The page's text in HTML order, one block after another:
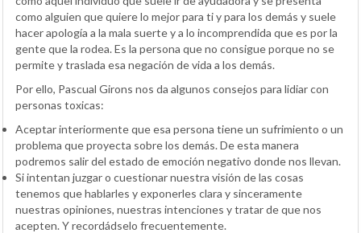
como alguien que quiere lo mejor para ti y para los demás y suele
hacer apología a la mala suerte y a lo incomprendida que es por la
gente que la rodea. Es la persona que no consigue porque no se
permite y traslada esa negación de vida a los demás.
Por ello, Pascual Girons nos da algunos consejos para lidiar con
personas toxicas:
Aceptar interiormente que esa persona tiene un sufrimiento o un
problema que proyecta sobre los demás. De esta manera
podremos salir del estado de emoción negativo donde nos llevan.
Si intentan juzgar o cuestionar nuestra visión de las cosas
tenemos que hablarles y exponerles clara y sinceramente
nuestras opiniones, nuestras intenciones y tratar de que nos
acepten. Y recordádselo frecuentemente.